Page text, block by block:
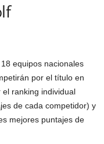
equipos nacionales
por el título en
ranking individual
de cada competidor) y
mejores puntajes de